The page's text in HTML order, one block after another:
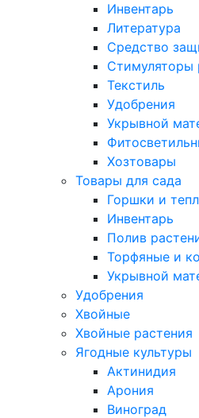
Инвентарь
Литература
Средство
Стимуляторы
Текстиль
Удобрения
Укрывной
Хозтовары
Товары для сада
Горшки и
Инвентарь
Полив
Торфяные и
Укрывной
Удобрения
Хвойные
Хвойные растения
Ягодные культуры
Актинидия
Арония
Виноград